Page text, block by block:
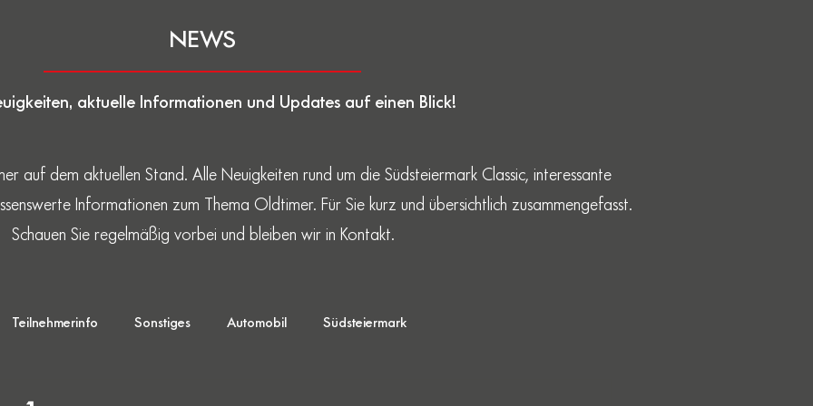
NEWS
aktuelle Informationen und Updates auf einen Blick!
auf dem aktuellen Stand. Alle Neuigkeiten rund um die Südsteiermark Classic, interessante
Informationen zum Thema Oldtimer. Für Sie kurz und übersichtlich zusammengefasst.
Schauen Sie regelmäßig vorbei und bleiben wir in Kontakt.
Teilnehmerinfo Sonstiges Automobil Südsteiermark